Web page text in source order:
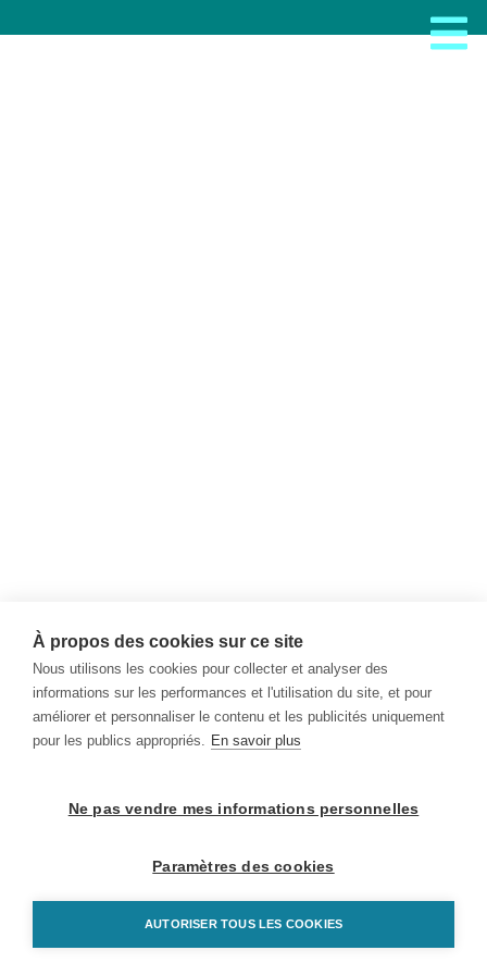
À propos des cookies sur ce site
Nous utilisons les cookies pour collecter et analyser des
informations sur les performances et l'utilisation du site, et pour
améliorer et personnaliser le contenu et les publicités uniquement
pour les publics appropriés. En savoir plus
Ne pas vendre mes informations personnelles
Paramètres des cookies
AUTORISER TOUS LES COOKIES